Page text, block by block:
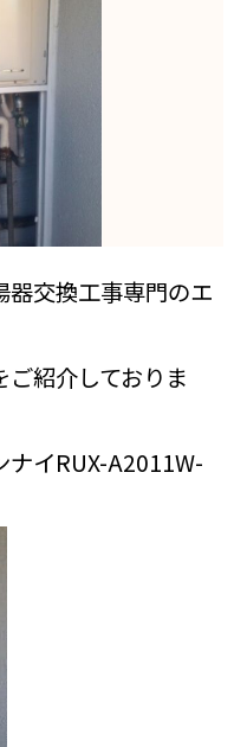
器交換工事専門のエ
紹介しておりま
ナイRUX-A2011W-